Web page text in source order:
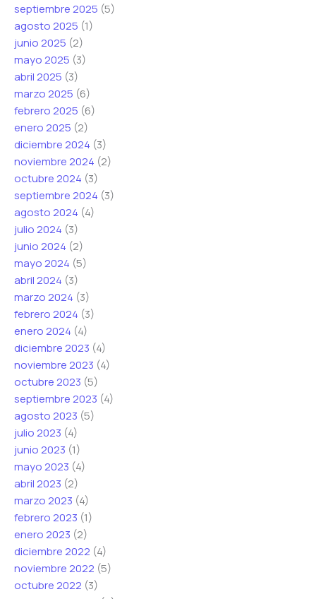
septiembre 2025 (5)
agosto 2025 (1)
junio 2025 (2)
mayo 2025 (3)
abril 2025 (3)
marzo 2025 (6)
febrero 2025 (6)
enero 2025 (2)
diciembre 2024 (3)
noviembre 2024 (2)
octubre 2024 (3)
septiembre 2024 (3)
agosto 2024 (4)
julio 2024 (3)
junio 2024 (2)
mayo 2024 (5)
abril 2024 (3)
marzo 2024 (3)
febrero 2024 (3)
enero 2024 (4)
diciembre 2023 (4)
noviembre 2023 (4)
octubre 2023 (5)
septiembre 2023 (4)
agosto 2023 (5)
julio 2023 (4)
junio 2023 (1)
mayo 2023 (4)
abril 2023 (2)
marzo 2023 (4)
febrero 2023 (1)
enero 2023 (2)
diciembre 2022 (4)
noviembre 2022 (5)
octubre 2022 (3)